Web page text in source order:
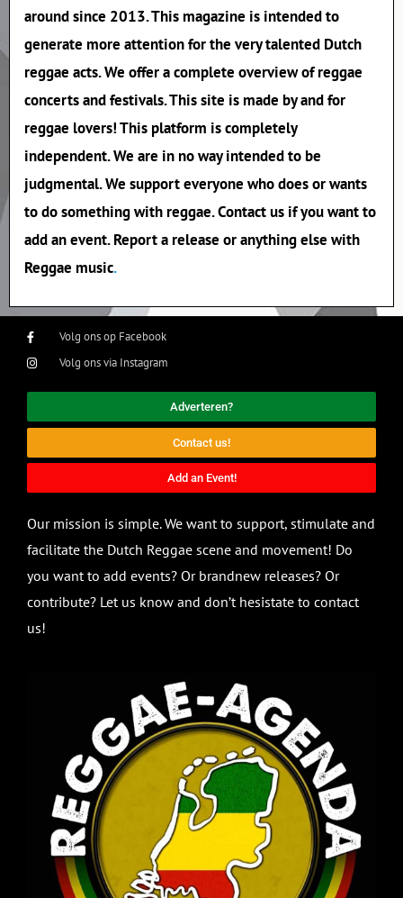
around since 2013. This magazine is intended to
generate more attention for the very talented Dutch
reggae acts. We offer a complete overview of reggae
concerts and festivals. This site is made by and for
reggae lovers! This platform is completely
independent. We are in no way intended to be
judgmental. We support everyone who does or wants
to do something with reggae. Contact us if you want to
add an event. Report a release or anything else with
Reggae music.
Volg ons op Facebook
Volg ons via Instagram
Adverteren?
Contact us!
Add an Event!
Our mission is simple. We want to support, stimulate and
facilitate the Dutch Reggae scene and movement! Do
you want to add events? Or brandnew releases? Or
contribute? Let us know and don’t hesistate to contact
us!